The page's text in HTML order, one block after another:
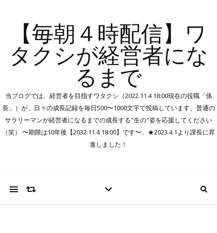
【毎朝４時配信】ワ
タクシが経営者にな
るまで
当ブログでは、経営者を目指すワタクシ（2022.11.4 18:00現在の役職「係
長」）が、日々の成長記録を毎日500〜1000文字で投稿しています。普通の
サラリーマンが経営者になるまでの成長する"生の"姿を応援してください
（笑） 〜期限は10年後【2032.11.4 18:00】です〜、★2023.4.1より課長に昇
進しました！